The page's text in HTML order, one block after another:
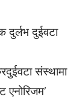
दुर्लभ दुईवटा
संस्थामा
एनोरिजम’